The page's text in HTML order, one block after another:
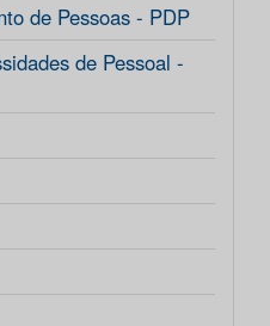
de Pessoas - PDP
de Pessoal -